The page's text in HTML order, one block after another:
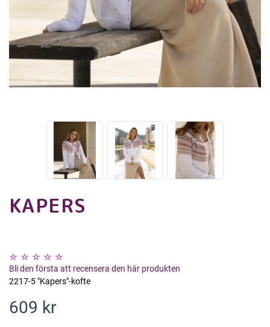
KAPERS
Bli den första att recensera den här produkten
2217-5 "Kapers"-kofte
609 kr